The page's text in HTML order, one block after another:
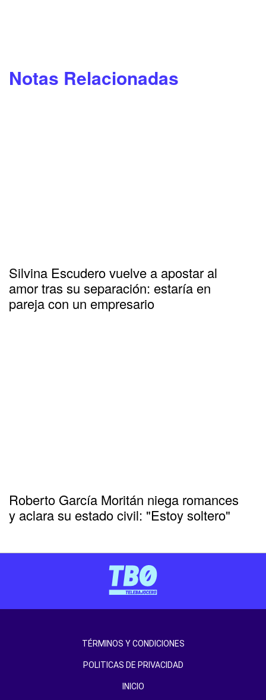
Notas Relacionadas
Silvina Escudero vuelve a apostar al
amor tras su separación: estaría en
pareja con un empresario
Roberto García Moritán niega romances
y aclara su estado civil: "Estoy soltero"
TÉRMINOS Y CONDICIONES
POLITICAS DE PRIVACIDAD
INICIO